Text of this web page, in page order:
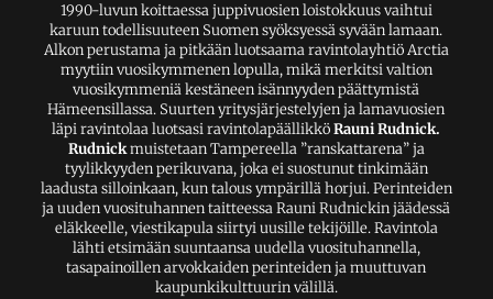
1990-luvun koittaessa juppivuosien loistokkuus vaihtui
karuun todellisuuteen Suomen syöksyessä syvään lamaan.
Alkon perustama ja pitkään luotsaama ravintolayhtiö Arctia
myytiin vuosikymmenen lopulla, mikä merkitsi valtion
vuosikymmeniä kestäneen isännyyden päättymistä
Hämeensillassa. Suurten yritysjärjestelyjen ja lamavuosien
läpi ravintolaa luotsasi ravintolapäällikköRauni Rudnick.
Rudnickmuistetaan Tampereella ”ranskattarena” ja
tyylikkyyden perikuvana, joka ei suostunut tinkimään
laadusta silloinkaan, kun talous ympärillä horjui. Perinteiden
ja uuden vuosituhannen taitteessa Rauni Rudnickin jäädessä
eläkkeelle, viestikapula siirtyi uusille tekijöille. Ravintola
lähti etsimään suuntaansa uudella vuosituhannella,
tasapainoillen arvokkaiden perinteiden ja muuttuvan
kaupunkikulttuurin välillä.